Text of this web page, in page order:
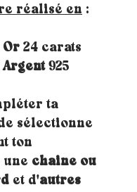
réalisé en :
Or 24 carats
Argent925
ta
sélectionne
ton
une chaine ou
et d'autres